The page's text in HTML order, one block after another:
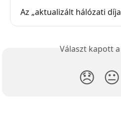
Az „aktualizált hálózati
Választ kapott
😞 😐